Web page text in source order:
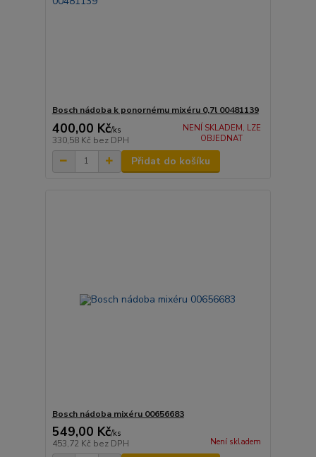
Bosch nádoba k ponornému mixéru 0,7l 00481139
400,00 Kč/ks
330,58 Kč bez DPH
NENÍ SKLADEM, LZE
OBJEDNAT
Přidat do košíku
Bosch nádoba mixéru 00656683
549,00 Kč/ks
453,72 Kč bez DPH Není skladem